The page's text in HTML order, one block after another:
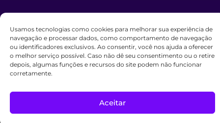
Usamos tecnologias como cookies para melhorar sua experiência de
navegação e processar dados, como comportamento de navegação
ou identificadores exclusivos. Ao consentir, você nos ajuda a oferecer
o melhor serviço possível. Caso não dê seu consentimento ou o retire
depois, algumas funções e recursos do site podem não funcionar
corretamente.
Aceitar